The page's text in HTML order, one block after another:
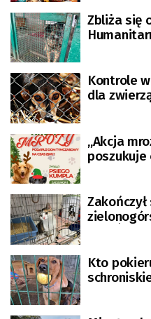
Zbliża się
Kontrole
dla
„Akcja
Kto